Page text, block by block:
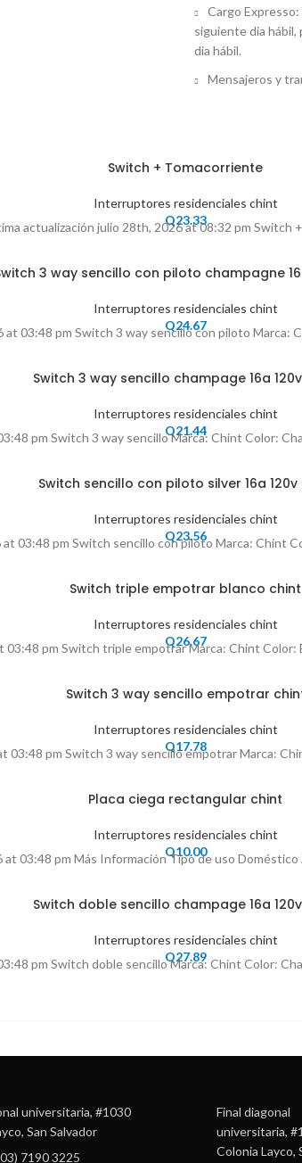
Cargo
siguiente dia
dia hábil.
Mensajeros y
Switch + Tomacorriente
Interruptores residenciales chint
Q23.33
actualización julio 28th, 2026 at 08:32 pm Switch
3 way sencillo con piloto champagne
Interruptores residenciales chint
Q24.67
03:48 pm Switch 3 way sencillo con piloto Marca:
Switch 3 way sencillo champage 16a
Interruptores residenciales chint
Q21.44
pm Switch 3 way sencillo Marca: Chint Color:
Switch sencillo con piloto silver 16a 120v
Interruptores residenciales chint
Q23.56
03:48 pm Switch sencillo con piloto Marca: Chint
Switch triple empotrar blanco chint
Interruptores residenciales chint
Q26.67
03:48 pm Switch triple empotrar Marca: Chint Color:
Switch 3 way sencillo empotrar
Interruptores residenciales chint
Q17.78
03:48 pm Switch 3 way sencillo empotrar Marca:
Placa ciega rectangular chint
Interruptores residenciales chint
Q10.00
03:48 pm Más Información Tipo de uso
Switch doble sencillo champage 16a
Interruptores residenciales chint
Q27.89
pm Switch doble sencillo Marca: Chint Color:
universitaria, #1030
San Salvador
7190 3225
Final diagonal
universitaria,
Colonia Layco,